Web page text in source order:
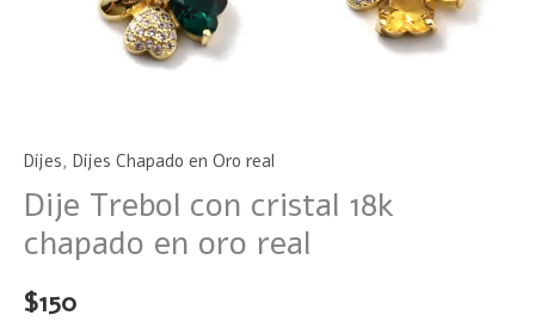
Dijes, Dijes Chapado en Oro real
Dije Trebol con cristal 18k
chapado en oro real
$150